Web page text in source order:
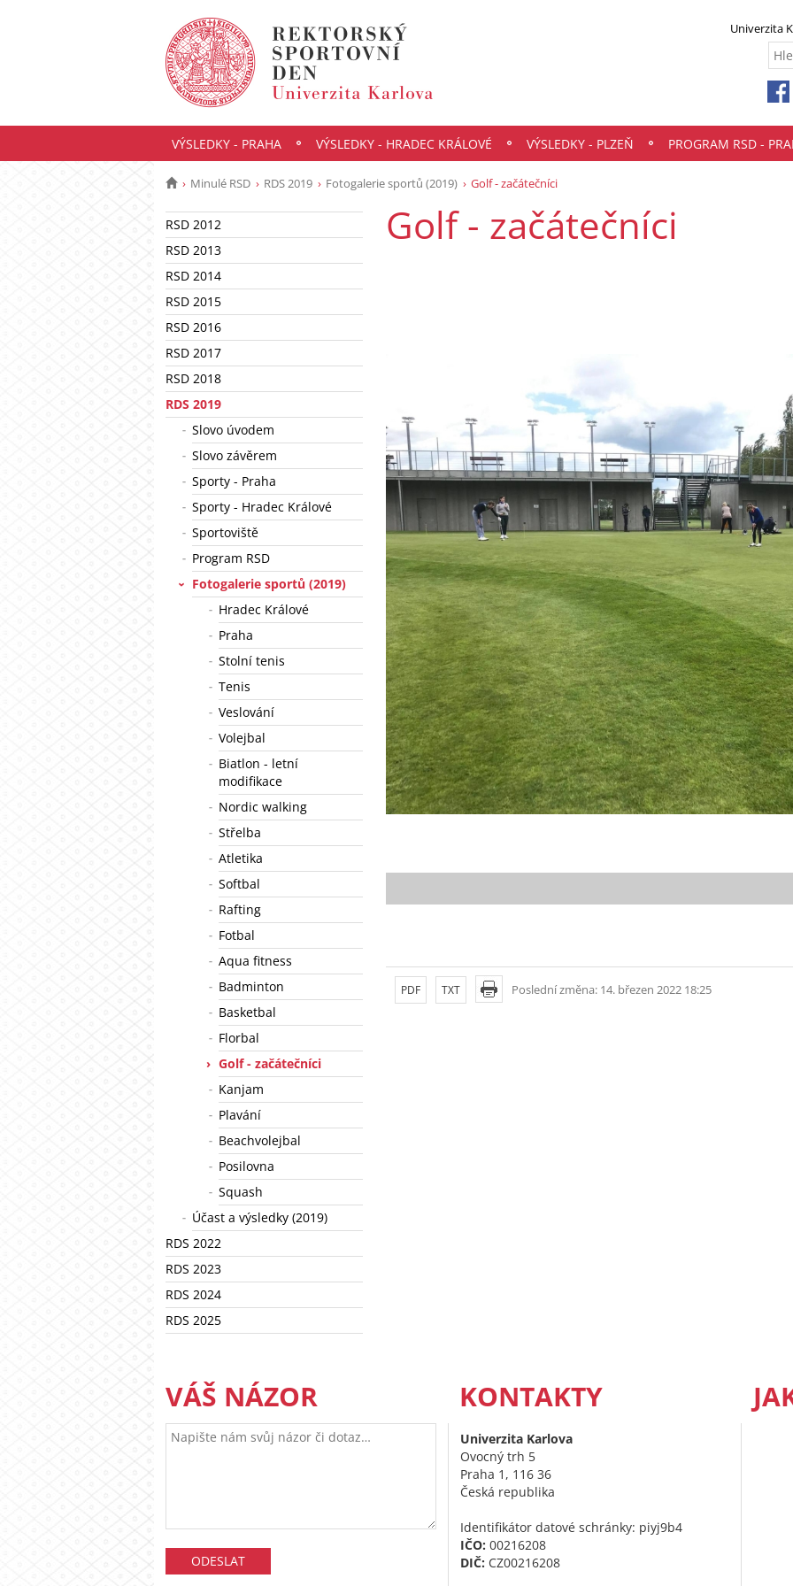
Univerzita
VÝSLEDKY - PRAHA VÝSLEDKY - HRADEC KRÁLOVÉ VÝSLEDKY - PLZEŇ PROGRAM RSD -
Minulé RSD RDS 2019 Fotogalerie sportů (2019) Golf - začátečníci
RSD 2012
RSD 2013
RSD 2014
RSD 2015
RSD 2016
RSD 2017
RSD 2018
RDS 2019
Slovo úvodem
Slovo závěrem
Sporty - Praha
Sporty - Hradec Králové
Sportoviště
Program RSD
Fotogalerie sportů (2019)
Hradec Králové
Praha
Stolní tenis
Tenis
Veslování
Volejbal
Biatlon - letní
modifikace
Nordic walking
Střelba
Atletika
Softbal
Rafting
Fotbal
Aqua fitness
Badminton
Basketbal
Florbal
Golf - začátečníci
Kanjam
Plavání
Beachvolejbal
Posilovna
Squash
Účast a výsledky (2019)
RDS 2022
RDS 2023
RDS 2024
RDS 2025
Golf - začátečníci
Poslední změna: 14. březen 2022 18:25
PDF TXT
VÁŠ NÁZOR KONTAKTY
Univerzita Karlova
Ovocný trh 5
Praha 1, 116 36
Česká republika
Identifikátor datové schránky: piyj9b4
IČO: 00216208
DIČ: CZ00216208